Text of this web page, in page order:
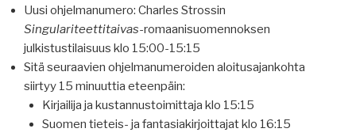
Uusi ohjelmanumero: Charles Strossin
Singulariteettitaivas-romaanisuomennoksen
julkistustilaisuus klo 15:00-15:15
Sitä seuraavien ohjelmanumeroiden aloitusajankohta
siirtyy 15 minuuttia eteenpäin:
Kirjailija ja kustannustoimittaja klo 15:15
Suomen tieteis- ja fantasiakirjoittajat klo 16:15